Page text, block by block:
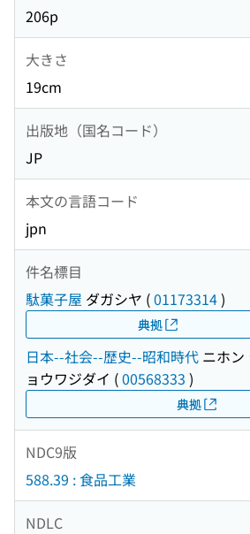
206p
大きさ
19cm
出版地（国名コード）
JP
本文の言語コード
jpn
件名標目
駄菓子屋 ダガシヤ (01173314)
典拠
日本--社会--歴史--昭和時代 ニホン
ョウワジダイ (00568333 )
典拠
NDC9版
588.39 : 食品工業
NDLC